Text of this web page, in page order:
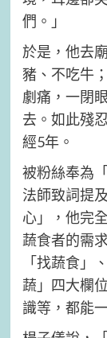
們。」
於是，他去
豬、不吃牛
劇痛，一閉
去。如此殘
經5年。
被粉絲奉為
法師致詞提
心」，他完
蔬食者的需
「找蔬食」
蔬」四大欄
識等，都能